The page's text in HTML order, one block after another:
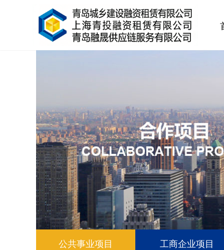
公共事业项目 工商企业项目